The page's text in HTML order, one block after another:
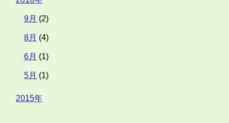
9月 (2)
8月 (4)
6月 (1)
5月 (1)
2015年